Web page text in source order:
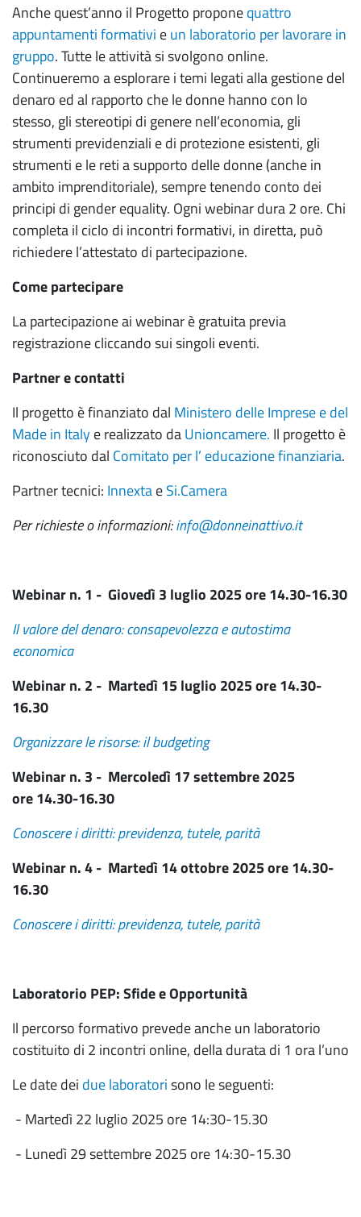
Anche quest’anno il Progetto proponequattro
appuntamenti formativi eun laboratorio per lavorare in
gruppo. Tutte le attività si svolgono online.
Continueremo a esplorare i temi legati alla gestione del
denaro ed al rapporto che le donne hanno con lo
stesso, gli stereotipi di genere nell’economia, gli
strumenti previdenziali e di protezione esistenti, gli
strumenti e le reti a supporto delle donne (anche in
ambito imprenditoriale), sempre tenendo conto dei
principi di gender equality. Ogni webinar dura 2 ore. Chi
completa il ciclo di incontri formativi, in diretta, può
richiedere l’attestato di partecipazione.
Come partecipare
La partecipazione ai webinar è gratuita previa
registrazione cliccando sui singoli eventi.
Partner e contatti
Il progetto è finanziato dal Ministero delle Imprese e del
Made in Italye realizzato daUnioncamere. Il progetto è
riconosciuto dal Comitato per l’ educazione finanziaria.
Partner tecnici: InnextaeSi.Camera
Per richieste o informazioni:info@donneinattivo.it
Webinar n. 1 - Giovedì 3 luglio 2025 ore 14.30-16.30
Il valore del denaro: consapevolezza e autostima
economica
Webinar n. 2 - Martedì 15 luglio 2025 ore 14.30-
16.30
Organizzare le risorse: il budgeting
Webinar n. 3 - Mercoledì 17 settembre 2025
ore 14.30-16.30
Conoscere i diritti: previdenza, tutele, parità
Webinar n. 4 - Martedì 14 ottobre 2025 ore 14.30-
16.30
Conoscere i diritti: previdenza, tutele, parità
Laboratorio PEP: Sfide e Opportunità
Il percorso formativo prevede anche un laboratorio
costituito di 2 incontri online, della durata di 1 ora l’uno
Le date dei due laboratorisono le seguenti:
- Martedì 22 luglio 2025 ore 14:30-15.30
- Lunedì 29 settembre 2025 ore 14:30-15.30